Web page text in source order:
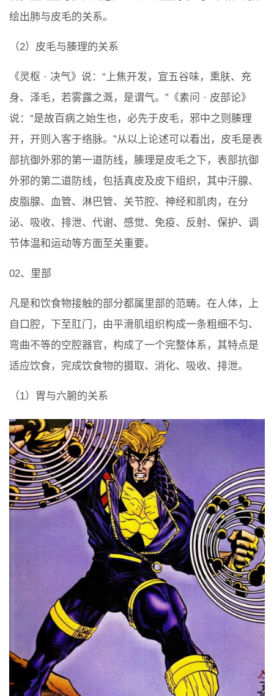
绘出肺与皮毛的关系。
（2）皮毛与腠理的关系
《灵枢 · 决气》说：“上焦开发，宣五谷味，熏肤、充
身、泽毛，若雾露之溉，是谓气。”《素问 · 皮部论》
说：“是故百病之始生也，必先于皮毛，邪中之则腠理
开，开则入客于络脉。”从以上论述可以看出，皮毛是表
部抗御外邪的第一道防线，腠理是皮毛之下，表部抗御
外邪的第二道防线，包括真皮及皮下组织，其中汗腺、
皮脂腺、血管、淋巴管、关节腔、神经和肌肉，在分
泌、吸收、排泄、代谢、感觉、免疫、反射、保护、调
节体温和运动等方面至关重要。
02、里部
凡是和饮食物接触的部分都属里部的范畴。在人体，上
自口腔，下至肛门，由平滑肌组织构成一条粗细不匀、
弯曲不等的空腔器官，构成了一个完整体系，其特点是
适应饮食，完成饮食物的摄取、消化、吸收、排泄。
（1）胃与六腑的关系